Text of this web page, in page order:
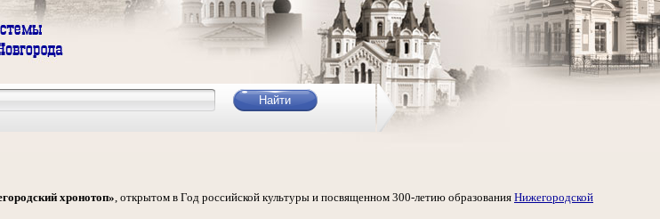
хронотоп», открытом в Год российской культуры и посвященном 300-летию образования Нижегородской